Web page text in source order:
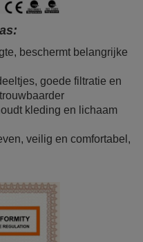
beschermt belangrijke
goede filtratie en
kleding en lichaam
veilig en comfortabel,